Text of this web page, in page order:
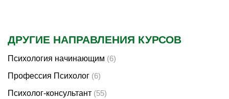
ДРУГИЕ НАПРАВЛЕНИЯ КУРСОВ
Психология начинающим (6)
Профессия Психолог (6)
Психолог-консультант (55)